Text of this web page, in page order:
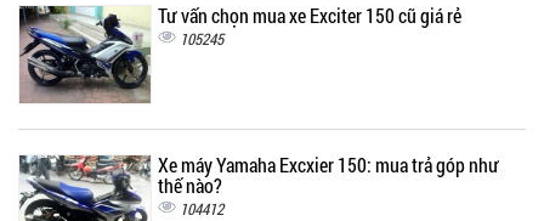
Tư vấn chọn mua xe Exciter 150 cũ giá rẻ
105245
Xe máy Yamaha Excxier 150: mua trả góp như
thế nào?
104412